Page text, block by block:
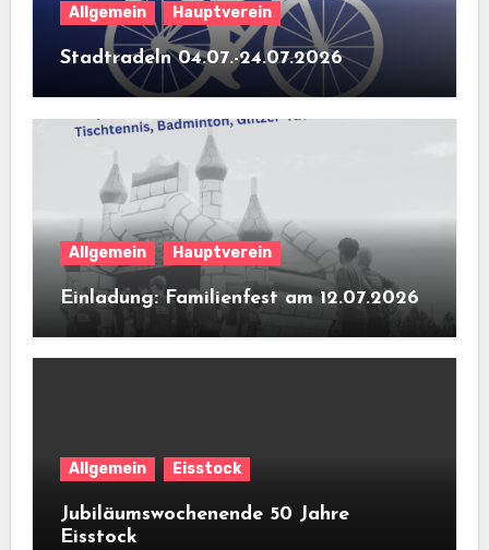
Allgemein Hauptverein
Stadtradeln 04.07.-24.07.2026
Allgemein Hauptverein
Einladung: Familienfest am 12.07.2026
Allgemein Eisstock
Jubiläumswochenende 50 Jahre
Eisstock